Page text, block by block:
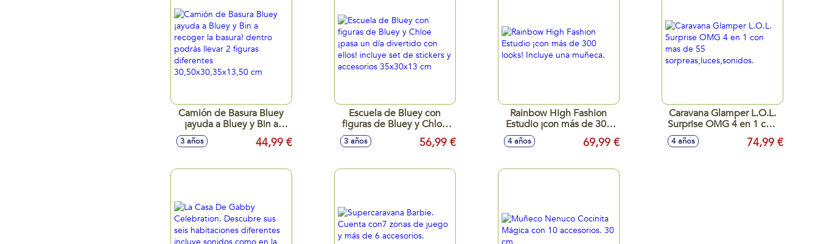
Camión de Basura Bluey
¡ayuda a Bluey y Bin a
recoger la basura! dentro
podrás llevar 2 figuras
30,50x30,35x13,50 cm
3 años 44,99 €
Escuela de Bluey con
figuras de Bluey y Chloe
¡pasa un día divertido con
ellos! incluye set de
35x30x13 cm
3 años 56,99 €
Rainbow High Fashion
Estudio ¡con más de 300
looks! Incluye una
4 años 69,99 €
Caravana Glamper L.O.L.
Surprise OMG 4 en 1 con
sorpreas,luces,sonidos.
4 años 74,99 €